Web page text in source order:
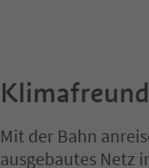
Mit der Bahn
ausgebautes Netz